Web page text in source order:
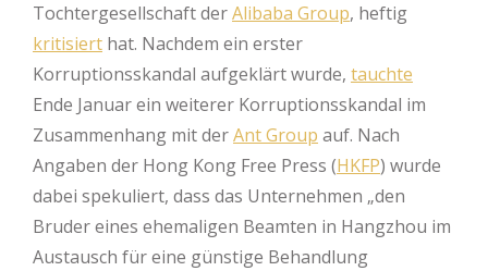
Tochtergesellschaft derAlibaba Group, heftig
kritisiert hat. Nachdem ein erster
Korruptionsskandal aufgeklärt wurde, tauchte
Ende Januar ein weiterer Korruptionsskandal im
Zusammenhang mit derAnt Group auf. Nach
Angaben der Hong Kong Free Press (HKFP) wurde
dabei spekuliert, dass das Unternehmen „den
Bruder eines ehemaligen Beamten in Hangzhou im
Austausch für eine günstige Behandlung